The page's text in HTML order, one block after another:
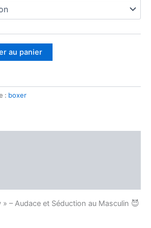
au panier
: boxer
» – Audace et Séduction au Masculin 😈